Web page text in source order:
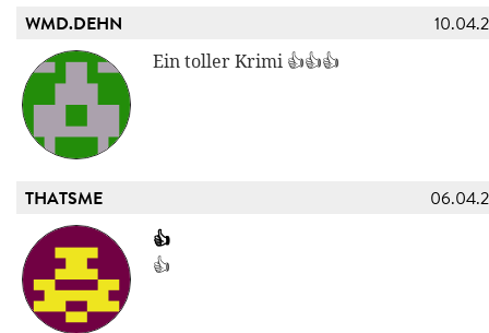
WMD.DEHN
Ein toller Krimi 👍👍👍
THATSME
👍
👍